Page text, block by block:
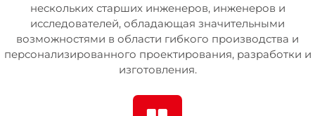
нескольких старших инженеров, инженеров и
исследователей, обладающая значительными
возможностями в области гибкого производства и
персонализированного проектирования, разработки и
изготовления.